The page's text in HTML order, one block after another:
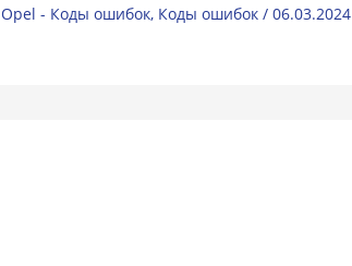
Opel - Коды ошибок, Коды ошибок /06.03.2024